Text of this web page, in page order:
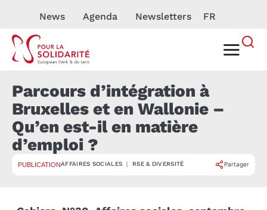
News Agenda Newsletters FR
Parcours d’intégration à
Bruxelles et en Wallonie –
Qu’en est-il en matière
d’emploi ?
PUBLICATIONAFFAIRES SOCIALES ｜ RSE & DIVERSITÉ Partager